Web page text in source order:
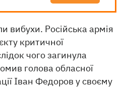
вибухи. Російська армія
критичної
чого загинула
голова обласної
Іван Федоров у своєму